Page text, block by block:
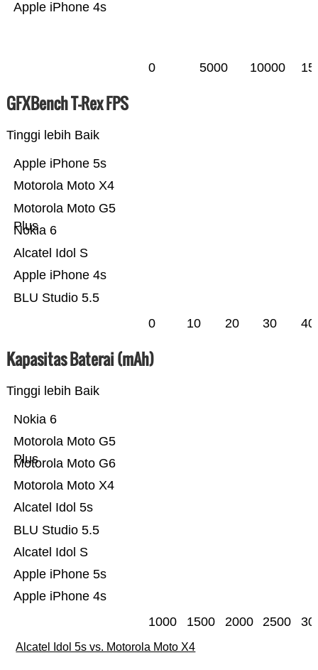
Apple iPhone 4s
0 5000 10000
GFXBench T-Rex FPS
Tinggi lebih Baik
BLU Studio 5.5
Apple iPhone 4s
Alcatel Idol S
Nokia 6
Motorola Moto G5
Plus
Motorola Moto X4
Apple iPhone 5s
0 10 20 30 40
Kapasitas Baterai (mAh)
Tinggi lebih Baik
Apple iPhone 4s
Apple iPhone 5s
Alcatel Idol S
BLU Studio 5.5
Alcatel Idol 5s
Motorola Moto X4
Motorola Moto G6
Motorola Moto G5
Plus
Nokia 6
1000 1500 2000 2500
Alcatel Idol 5s vs. Motorola Moto X4